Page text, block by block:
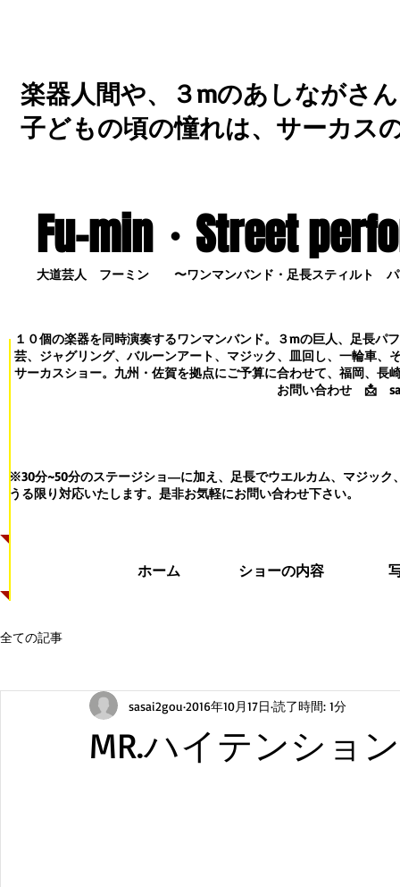
楽器人間や、３mのあしながさ
子どもの頃の憧れは、サーカス
Fu-min・Street
大道芸人 フーミン 〜ワンマンバンド・足長スティルト パ
１０個の楽器を同時演奏するワンマンバンド。３mの巨人、足長パ
芸、ジャグリング、バルーンアート、マジック、皿回し、一輪車、
サーカスショー。九州・佐賀を拠点にご予算に合わせて、福岡、長
お問い合わせ 📩
※30分~50分のステージショ―に加え、足長でウエルカム、マジック
うる限り対応いたします。 是非お気軽にお問い合わせ下さい。
ホーム ショーの内容
全ての記事
MR.ハイテンショ
sasai2gou 2016年10月17日 読了時間: 1分